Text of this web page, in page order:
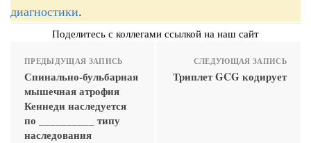
диагностики.
Поделитесь с коллегами ссылкой на наш сайт
ПРЕДЫДУЩАЯ ЗАПИСЬ
Спинально-бульбарная
мышечная атрофия
Кеннеди наследуется
по __________ типу
наследования
СЛЕДУЮЩАЯ ЗАПИСЬ
Триплет GCG кодирует